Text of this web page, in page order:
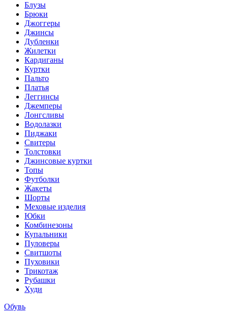
Блузы
Брюки
Джоггеры
Джинсы
Дубленки
Жилетки
Кардиганы
Куртки
Пальто
Платья
Леггинсы
Джемперы
Лонгсливы
Водолазки
Пиджаки
Свитеры
Толстовки
Джинсовые куртки
Топы
Футболки
Жакеты
Шорты
Меховые изделия
Юбки
Комбинезоны
Купальники
Пуловеры
Свитшоты
Пуховики
Трикотаж
Рубашки
Худи
Обувь